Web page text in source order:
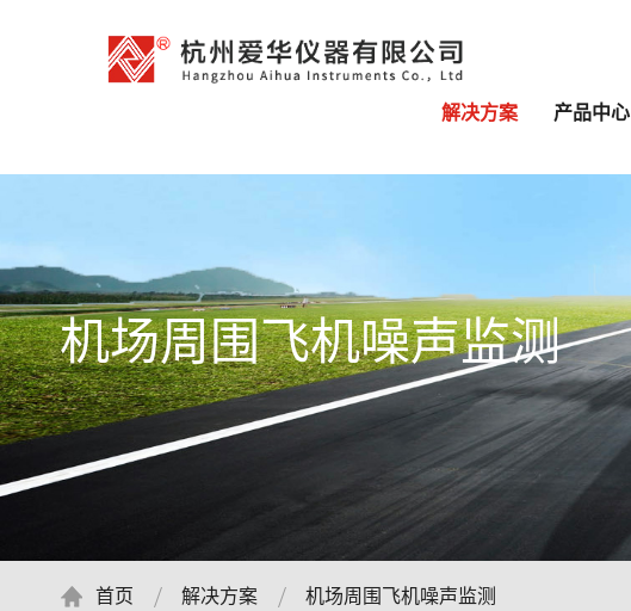
解决方案 产品中心
机场周围飞机噪声监测
首页 解决方案 机场周围飞机噪声监测